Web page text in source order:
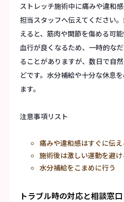
ストレッチ施術中に痛みや違和
担当スタッフへ伝えてください
えると、筋肉や関節を傷める可
血行が良くなるため、一時的な
ることがありますが、数日で自
どです。水分補給や十分な休息
ます。
注意事項リスト
痛みや違和感はすぐに伝え
施術後は激しい運動を避け
水分補給をこまめに行う
トラブル時の対応と相談窓口